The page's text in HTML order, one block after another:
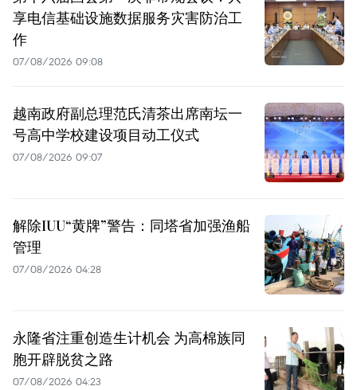
享电信基础设施数据服务灾害防治工
作
07/08/2026 09:08
越南政府副总理范氏清茶出席南坛一
号高中学校建设项目动工仪式
07/08/2026 09:07
解除IUU“黄牌”警告：同塔省加强渔船
管理
07/08/2026 04:28
永隆省注重创造生计机会 为高棉族同
胞开辟脱贫之路
07/08/2026 04:23